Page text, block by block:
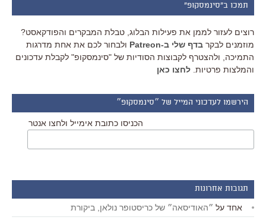
תמכו ב"סינמסקופ"
רוצים לעזור לממן את פעילות הבלוג, טבלת המבקרים והפודקאסט?
מוזמנים לבקר בדף שלי ב-Patreon
ולבחור לכם את אחת מדרגות
התמיכה, ולהצטרף לקבוצות הסודיות של "סינמסקופ" לקבלת עדכונים
והמלצות פרטיות. לחצו כאן
הירשמו לעדכוני המייל של ״סינמסקופ״
הכניסו כתובת אימייל ולחצו אנטר
תגובות אחרונות
אחד על ״האודיסאה״ של כריסטופר נולאן, ביקורת